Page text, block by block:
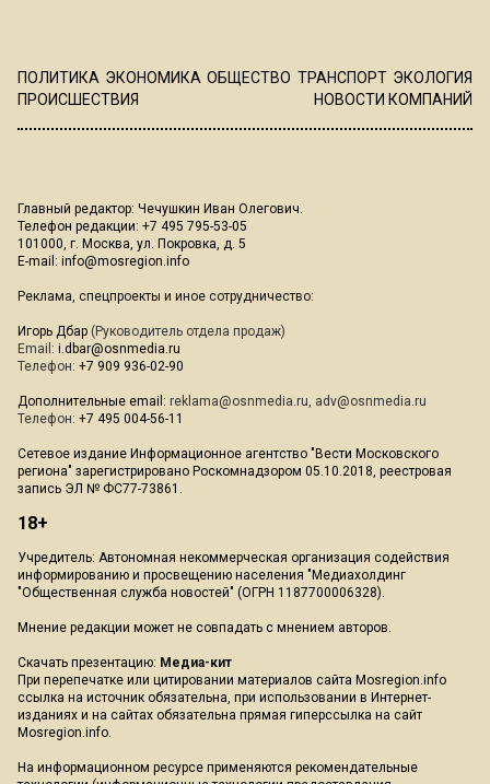
ПОЛИТИКА ЭКОНОМИКА ОБЩЕСТВО ТРАНСПОРТ ЭКОЛОГИЯ
ПРОИСШЕСТВИЯ
НОВОСТИ КОМПАНИЙ
Главный редактор: Чечушкин Иван Олегович.
Телефон редакции: +7 495 795-53-05
101000, г. Москва, ул. Покровка, д. 5
E-mail: info@mosregion.info
Реклама, спецпроекты и иное сотрудничество:
Игорь Дбар (Руководитель отдела продаж)
Email: i.dbar@osnmedia.ru
Телефон: +7 909 936-02-90
Дополнительные email: reklama@osnmedia.ru, adv@osnmedia.ru
Телефон: +7 495 004-56-11
Сетевое издание Информационное агентство "Вести Московского
региона" зарегистрировано Роскомнадзором 05.10.2018, реестровая
запись ЭЛ № ФС77-73861.
18+
Учредитель: Автономная некоммерческая организация содействия
информированию и просвещению населения "Медиахолдинг
"Общественная служба новостей" (ОГРН 1187700006328).
Мнение редакции может не совпадать с мнением авторов.
Скачать презентацию: Медиа-кит
При перепечатке или цитировании материалов сайта Mosregion.info
ссылка на источник обязательна, при использовании в Интернет-
изданиях и на сайтах обязательна прямая гиперссылка на сайт
Mosregion.info.
На информационном ресурсе применяются рекомендательные